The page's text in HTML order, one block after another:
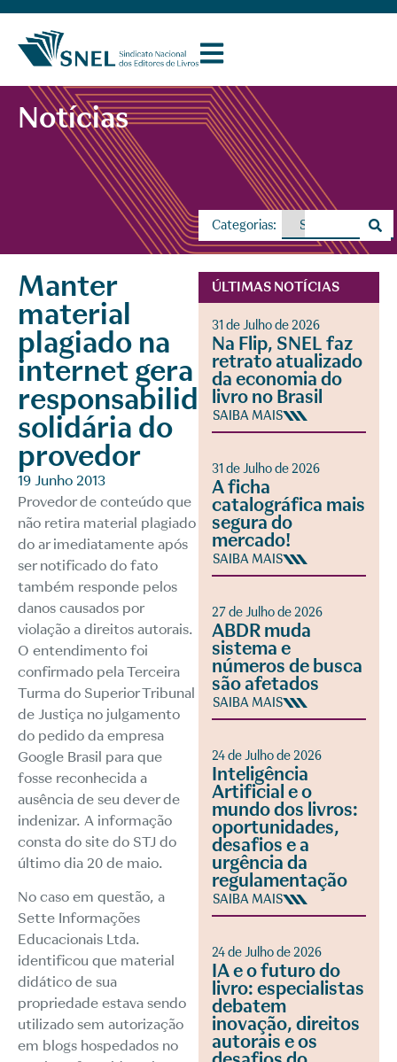
Notícias
Categorias:
Manter
material
plagiado na
internet gera
responsabilidade
solidária do
provedor
19 Junho 2013
Provedor de conteúdo que
não retira material plagiado
do ar imediatamente após
ser notificado do fato
também responde pelos
danos causados por
violação a direitos autorais.
O entendimento foi
confirmado pela Terceira
Turma do Superior Tribunal
de Justiça no julgamento
do pedido da empresa
Google Brasil para que
fosse reconhecida a
ausência de seu dever de
indenizar. A informação
consta do site do STJ do
último dia 20 de maio.
No caso em questão, a
Sette Informações
Educacionais Ltda.
identificou que material
didático de sua
propriedade estava sendo
utilizado sem autorização
em blogs hospedados no
ÚLTIMAS NOTÍCIAS
31 de Julho de 2026
Na Flip, SNEL faz
retrato atualizado
da economia do
livro no Brasil
SAIBA MAIS
31 de Julho de 2026
A ficha
catalográfica mais
segura do
mercado!
SAIBA MAIS
27 de Julho de 2026
ABDR muda
sistema e
números de busca
são afetados
SAIBA MAIS
24 de Julho de 2026
Inteligência
Artificial e o
mundo dos livros:
oportunidades,
desafios e a
urgência da
regulamentação
SAIBA MAIS
24 de Julho de 2026
IA e o futuro do
livro: especialistas
debatem
inovação, direitos
autorais e os